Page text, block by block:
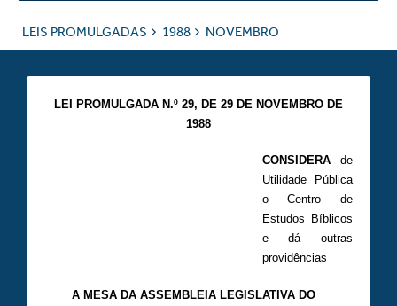
LEIS PROMULGADAS 1988 NOVEMBRO
LEI PROMULGADA N.º 29, DE 29 DE NOVEMBRO DE
1988
CONSIDERA de
Utilidade Pública
o Centro de
Estudos Bíblicos
e dá outras
providências
A MESA DA ASSEMBLEIA LEGISLATIVA DO